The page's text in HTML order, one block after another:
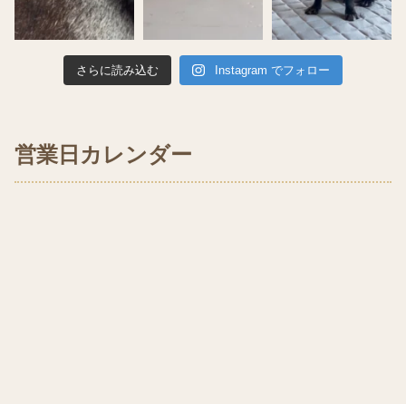
さらに読み込む Instagram でフォロー
営業日カレンダー